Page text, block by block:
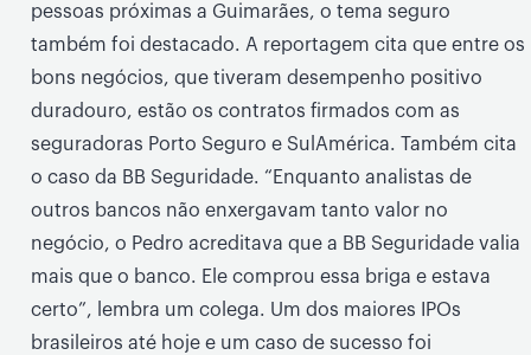
pessoas próximas a Guimarães, o tema seguro
também foi destacado. A reportagem cita que entre os
bons negócios, que tiveram desempenho positivo
duradouro, estão os contratos firmados com as
seguradoras Porto Seguro e SulAmérica. Também cita
o caso da BB Seguridade. “Enquanto analistas de
outros bancos não enxergavam tanto valor no
negócio, o Pedro acreditava que a BB Seguridade valia
mais que o banco. Ele comprou essa briga e estava
certo”, lembra um colega. Um dos maiores IPOs
brasileiros até hoje e um caso de sucesso foi